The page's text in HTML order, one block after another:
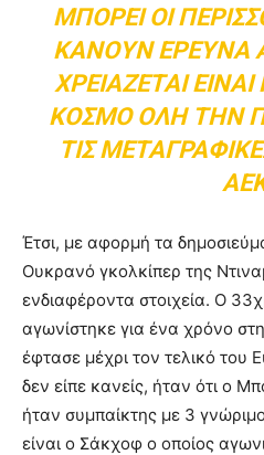
ΜΠΟΡΕΊ ΟΙ
ΚΆΝΟΥΝ ΈΡΕΥΝΑ
ΧΡΕΙΆΖΕΤΑΙ
ΚΌΣΜΟ ΌΛΗ ΤΗΝ
ΤΙΣ
Έτσι, με αφορμή τα
Ουκρανό γκολκίπερ της
ενδιαφέροντα στοιχεία. Ο
αγωνίστηκε για ένα χρόνο
έφτασε μέχρι τον τελικό του
δεν είπε κανείς, ήταν ότι ο
ήταν συμπαίκτης με 3
είναι ο Σάκχοφ ο οποίος